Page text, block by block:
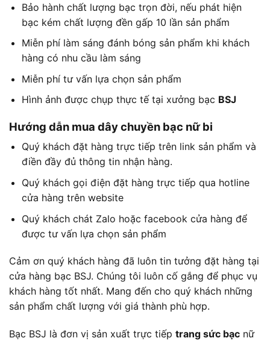
Bảo hành chất lượng bạc trọn đời, nếu phát hiện
bạc kém chất lượng đền gấp 10 lần sản phẩm
Miễn phí làm sáng đánh bóng sản phẩm khi khách
hàng có nhu cầu làm sáng
Miễn phí tư vấn lựa chọn sản phẩm
Hình ảnh được chụp thực tế tại xưởng bạc BSJ
Hướng dẫn mua dây chuyền bạc nữ bi
Quý khách đặt hàng trực tiếp trên link sản phẩm và
điền đầy đủ thông tin nhận hàng.
Quý khách gọi điện đặt hàng trực tiếp qua hotline
cửa hàng trên website
Quý khách chát Zalo hoặc facebook cửa hàng để
được tư vấn lựa chọn sản phẩm
Cảm ơn quý khách hàng đã luôn tin tưởng đặt hàng tại
cửa hàng bạc BSJ. Chúng tôi luôn cố gắng để phục vụ
khách hàng tốt nhất. Mang đến cho quý khách những
sản phẩm chất lượng với giá thành phù hợp.
Bạc BSJ là đơn vị sản xuất trực tiếp trang sức bạc nữ